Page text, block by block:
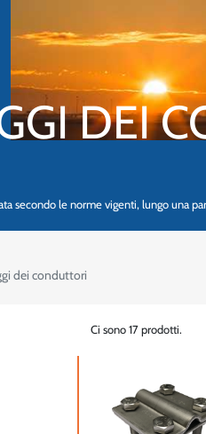
DEI
secondo le norme vigenti, lungo una
dei conduttori
Ci sono 17 prodotti.